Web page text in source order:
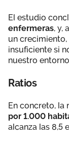
El estudio
enfermeras, y,
un
insuficiente si
nuestro
Ratios
En concreto, la
por 1.000
alcanza las 8,5